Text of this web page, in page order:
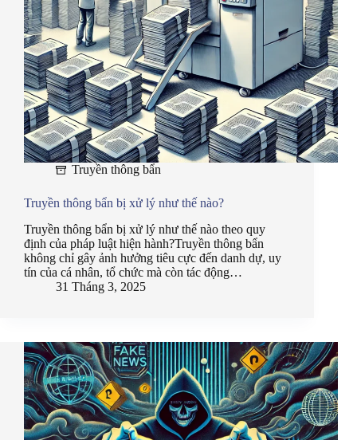
Truyền thông bẩn
Truyền thông bẩn bị xử lý như thế nào?
Truyền thông bẩn bị xử lý như thế nào theo quy
định của pháp luật hiện hành?Truyền thông bẩn
không chỉ gây ảnh hưởng tiêu cực đến danh dự, uy
tín của cá nhân, tổ chức mà còn tác động…
31 Tháng 3, 2025